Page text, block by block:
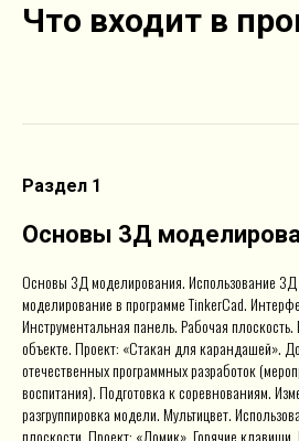
Что входит в
Раздел 1
Основы 3Д
Основы 3Д моделирования. Использование
моделирование в программе TinkerCad.
Инструментальная панель. Рабочая плоскость.
объекте. Проект: «Стакан для карандашей».
отечественных программных разработок
воспитания). Подготовка к соревнованиям.
разгруппировка модели. Мультицвет.
плоскости. Проект: «Домик». Горячие